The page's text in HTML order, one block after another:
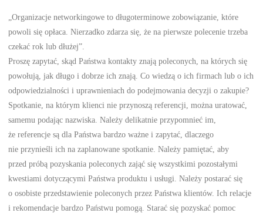
„Organizacje networkingowe to długoterminowe zobowiązanie, które
powoli się opłaca. Nierzadko zdarza się, że na pierwsze polecenie trzeba
czekać rok lub dłużej”.
Proszę zapytać, skąd Państwa kontakty znają poleconych, na których się
powołują, jak długo i dobrze ich znają. Co wiedzą o ich firmach lub o ich
odpowiedzialności i uprawnieniach do podejmowania decyzji o zakupie?
Spotkanie, na którym klienci nie przynoszą referencji, można uratować,
samemu podając nazwiska. Należy delikatnie przypomnieć im,
że referencje są dla Państwa bardzo ważne i zapytać, dlaczego
nie przynieśli ich na zaplanowane spotkanie. Należy pamiętać, aby
przed próbą pozyskania poleconych zająć się wszystkimi pozostałymi
kwestiami dotyczącymi Państwa produktu i usługi. Należy postarać się
o osobiste przedstawienie poleconych przez Państwa klientów. Ich relacje
i rekomendacje bardzo Państwu pomogą. Starać się pozyskać pomoc